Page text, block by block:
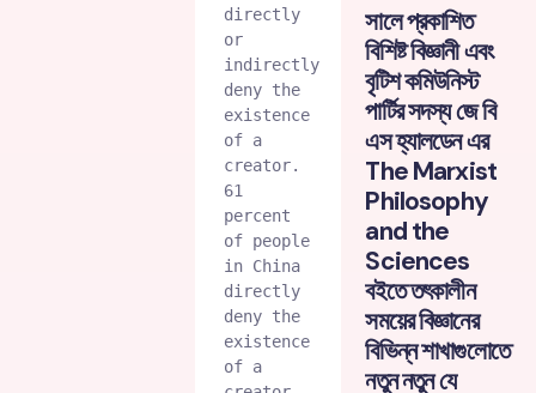
directly
or
indirectly
deny the
existence
of a
creator.
61
percent
of people
in China
directly
deny the
existence
of a
সালে প্রকাশিত
বিশিষ্ট বিজ্ঞানী এবং
বৃটিশ কমিউনিস্ট
পার্টির সদস্য জে বি
এস হ্যালডেন এর
The Marxist
Philosophy
and the
Sciences
বইতে তৎকালীন
সময়ের বিজ্ঞানের
বিভিন্ন শাখাগুলোতে
নতুন নতুন যে